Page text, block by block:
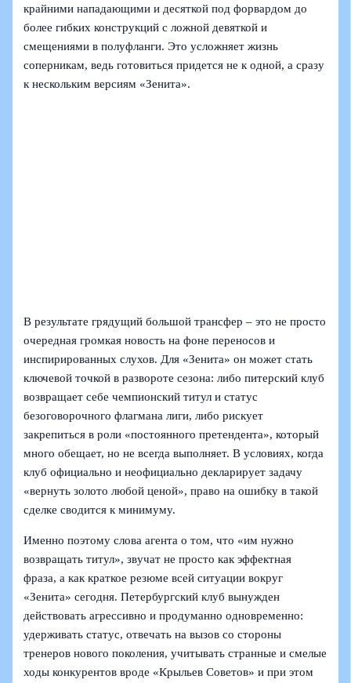
крайними нападающими и десяткой под форвардом до
более гибких конструкций с ложной девяткой и
смещениями в полуфланги. Это усложняет жизнь
соперникам, ведь готовиться придется не к одной, а сразу
к нескольким версиям «Зенита».
В результате грядущий большой трансфер – это не просто
очередная громкая новость на фоне переносов и
инспирированных слухов. Для «Зенита» он может стать
ключевой точкой в развороте сезона: либо питерский клуб
возвращает себе чемпионский титул и статус
безоговорочного флагмана лиги, либо рискует
закрепиться в роли «постоянного претендента», который
много обещает, но не всегда выполняет. В условиях, когда
клуб официально и неофициально декларирует задачу
«вернуть золото любой ценой», право на ошибку в такой
сделке сводится к минимуму.
Именно поэтому слова агента о том, что «им нужно
возвращать титул», звучат не просто как эффектная
фраза, а как краткое резюме всей ситуации вокруг
«Зенита» сегодня. Петербургский клуб вынужден
действовать агрессивно и продуманно одновременно:
удерживать статус, отвечать на вызов со стороны
тренеров нового поколения, учитывать странные и смелые
ходы конкурентов вроде «Крыльев Советов» и при этом